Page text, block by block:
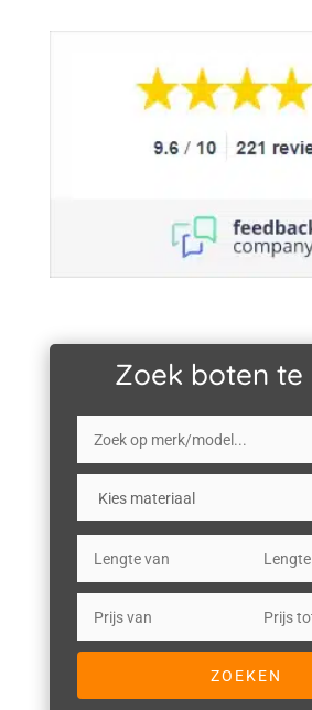
Zoek boten te